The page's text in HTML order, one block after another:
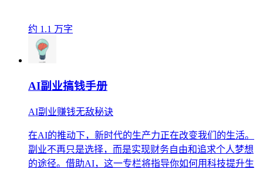
约 1.1 万字
AI副业搞钱手册
AI副业赚钱无敌秘诀
在AI的推动下，新时代的生产力正在改变我们的生活。
副业不再只是选择，而是实现财务自由和追求个人梦想
的途径。借助AI，这一专栏将指导你如何用科技提升生